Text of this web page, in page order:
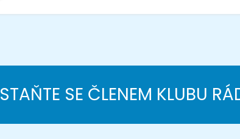
STAŇTE SE ČLENEM KLUBU